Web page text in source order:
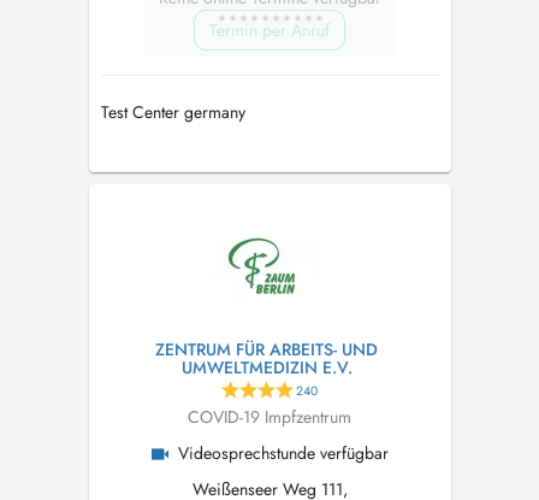
Termin per Anruf
Test Center germany
ZENTRUM FÜR ARBEITS- UND
UMWELTMEDIZIN E.V.
240
COVID-19 Impfzentrum
Videosprechstunde verfügbar
Weißenseer Weg 111,